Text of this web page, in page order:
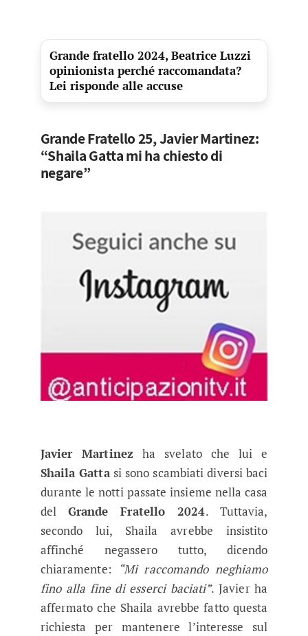
Grande fratello 2024, Beatrice Luzzi
opinionista perché raccomandata?
Lei risponde alle accuse
Grande Fratello 25, Javier Martinez:
“Shaila Gatta mi ha chiesto di
negare”
Javier Martinezha svelato che lui e
Shaila Gattasi sono scambiati diversi baci
durante le notti passate insieme nella casa
del Grande Fratello 2024. Tuttavia,
secondo lui, Shaila avrebbe insistito
affinché negassero tutto, dicendo
chiaramente:
“Mi raccomando neghiamo
fino alla fine di esserci baciati”. Javier ha
affermato che Shaila avrebbe fatto questa
richiesta per mantenere l’interesse sul